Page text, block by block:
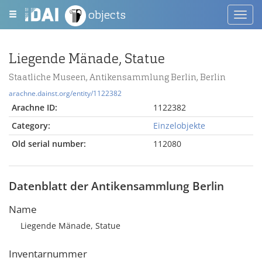
objects
Liegende Mänade, Statue
Staatliche Museen, Antikensammlung Berlin, Berlin
arachne.dainst.org/entity/1122382
Arachne ID:
1122382
Category:
Einzelobjekte
Old serial number:
112080
Datenblatt der Antikensammlung Berlin
Name
Liegende Mänade, Statue
Inventarnummer